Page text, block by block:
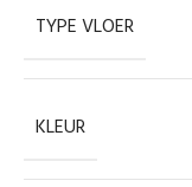
TYPE VLOER
KLEUR